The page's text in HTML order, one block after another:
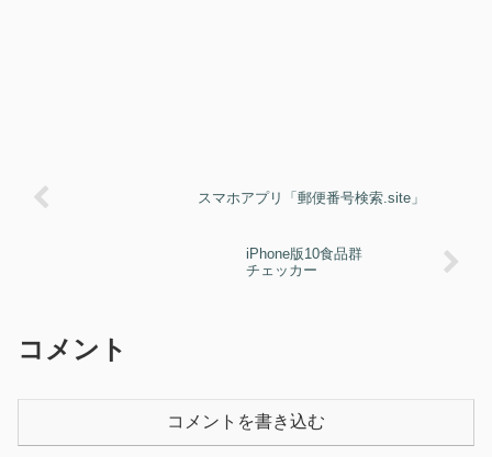
スマホアプリ「郵便番号検索.site」
iPhone版10食品群
チェッカー
コメント
コメントを書き込む